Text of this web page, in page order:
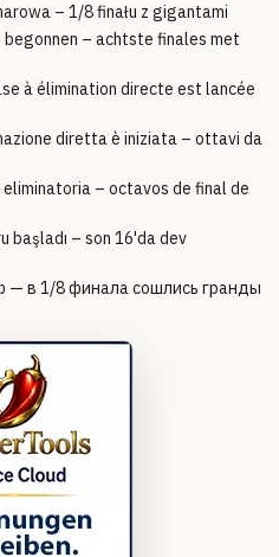
– 1/8 finału z gigantami
begonnen – achtste finales met
à élimination directe est lancée
diretta è iniziata – ottavi da
– octavos de final de
başladı – son 16'da dev
— в 1/8 финала сошлись гранды